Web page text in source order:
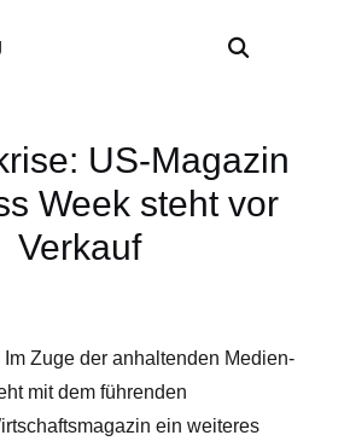
US-Magazin
Week steht vor
Verkauf
Zuge der anhaltenden Medien-
mit dem führenden
ein weiteres